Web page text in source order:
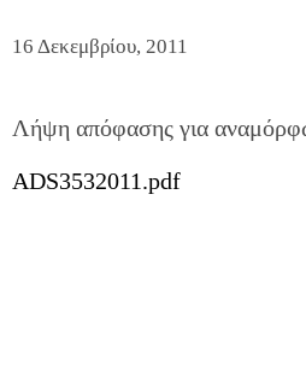
16 Δεκεμβρίου, 2011
Λήψη απόφασης για
ADS3532011.pdf